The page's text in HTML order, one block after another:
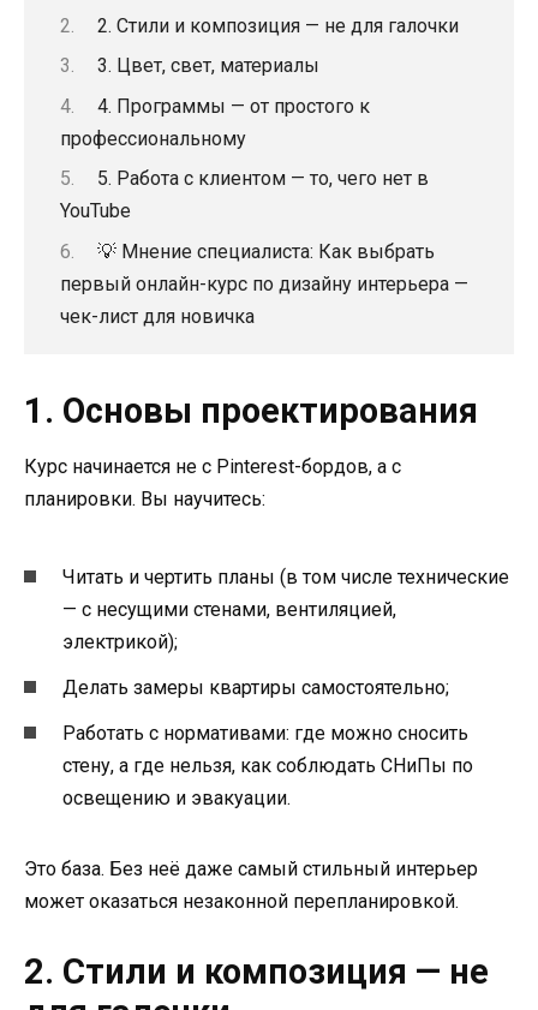
2. Стили и композиция — не для галочки
3. Цвет, свет, материалы
4. Программы — от простого к
профессиональному
5. Работа с клиентом — то, чего нет в
YouTube
💡 Мнение специалиста: Как выбрать
первый онлайн-курс по дизайну интерьера —
чек-лист для новичка
1. Основы проектирования
Курс начинается не с Pinterest-бордов, а с
планировки. Вы научитесь:
Читать и чертить планы (в том числе технические
— с несущими стенами, вентиляцией,
электрикой);
Делать замеры квартиры самостоятельно;
Работать с нормативами: где можно сносить
стену, а где нельзя, как соблюдать СНиПы по
освещению и эвакуации.
Это база. Без неё даже самый стильный интерьер
может оказаться незаконной перепланировкой.
2. Стили и композиция — не